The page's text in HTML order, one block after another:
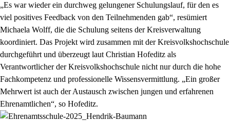
„Es war wieder ein durchweg gelungener Schulungslauf, für den es
viel positives Feedback von den Teilnehmenden gab“, resümiert
Michaela Wolff, die die Schulung seitens der Kreisverwaltung
koordiniert. Das Projekt wird zusammen mit der Kreisvolkshochschule
durchgeführt und überzeugt laut Christian Hofeditz als
Verantwortlicher der Kreisvolkshochschule nicht nur durch die hohe
Fachkompetenz und professionelle Wissensvermittlung. „Ein großer
Mehrwert ist auch der Austausch zwischen jungen und erfahrenen
Ehrenamtlichen“, so Hofeditz.